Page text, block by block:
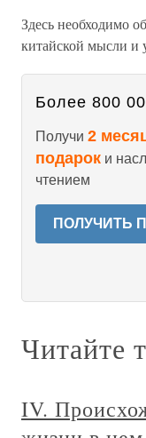
Здесь необходимо
китайской мысли и
Более 800
Получи 2
подарок и
чтением
ПОЛУЧИТЬ
Читайте
IV.